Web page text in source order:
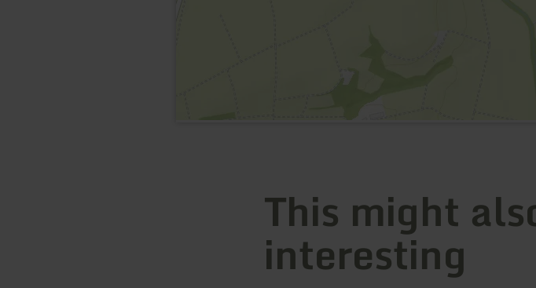
This might
interesting